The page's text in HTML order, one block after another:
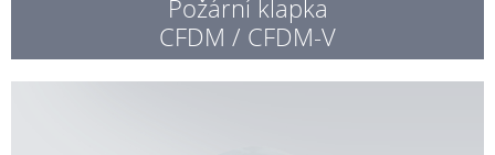
Požární klapka
CFDM / CFDM-V